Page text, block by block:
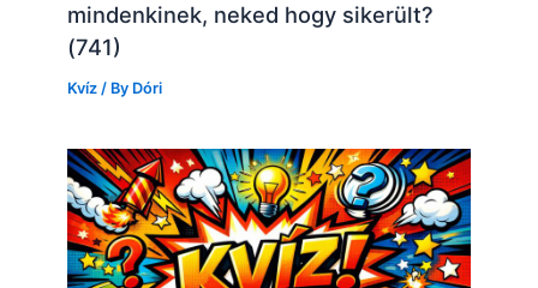
mindenkinek, neked hogy sikerült?
(741)
Kvíz / By Dóri